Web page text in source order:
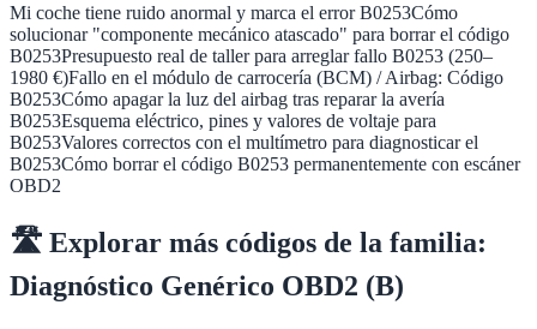
Mi coche tiene ruido anormal y marca el error B0253Cómo
solucionar "componente mecánico atascado" para borrar el código
B0253Presupuesto real de taller para arreglar fallo B0253 (250–
1980 €)Fallo en el módulo de carrocería (BCM) / Airbag: Código
B0253Cómo apagar la luz del airbag tras reparar la avería
B0253Esquema eléctrico, pines y valores de voltaje para
B0253Valores correctos con el multímetro para diagnosticar el
B0253Cómo borrar el código B0253 permanentemente con escáner
OBD2
🛣️ Explorar más códigos de la familia:
Diagnóstico Genérico OBD2 (B)